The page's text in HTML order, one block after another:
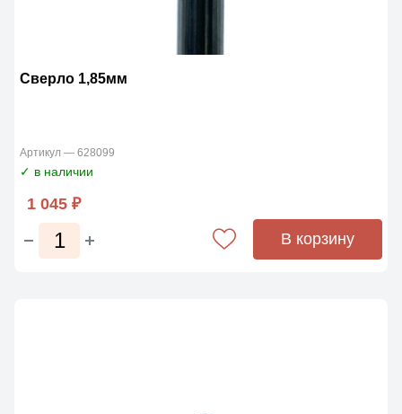
Сверло 1,85мм
Артикул — 628099
✓ в наличии
1 045 ₽
В корзину